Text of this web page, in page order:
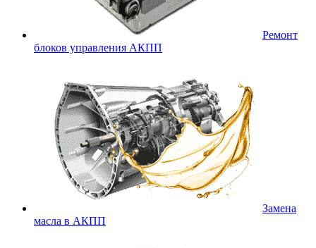
Ремонт
блоков управления АКПП
Замена
масла в АКПП